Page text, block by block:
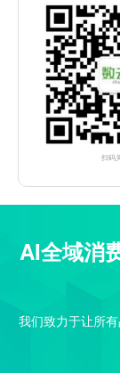
扫码
AI全域消
我们致力于让所